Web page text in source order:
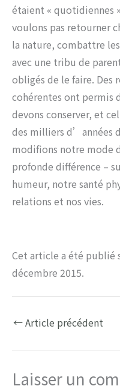
étaient « quotidiennes
voulons pas retourner
la nature, combattre
avec une tribu de
obligés de le faire. Des
cohérentes ont permis
devons conserver, et
des milliers d’années
modifions notre mode
profonde différence –
humeur, notre santé
relations et nos vies.
Cet article a été publié
décembre 2015.
←Article précédent
Laisser un